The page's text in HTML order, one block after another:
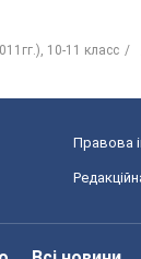
10-11 класс
Правова